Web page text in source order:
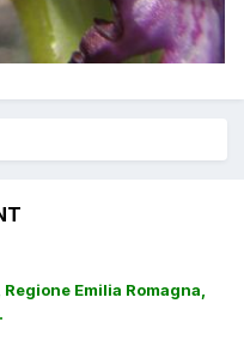
Emilia Romagna,